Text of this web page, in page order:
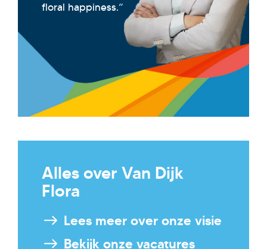
floral happiness.”
Alles over Van Dijk
Flora
Lees meer over onze visie
Bekijk onze vacatures